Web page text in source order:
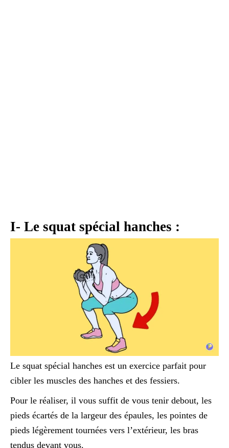
I- Le squat spécial hanches :
Le squat spécial hanches est un exercice parfait pour
cibler les muscles des hanches et des fessiers.
Pour le réaliser, il vous suffit de vous tenir debout, les
pieds écartés de la largeur des épaules, les pointes de
pieds légèrement tournées vers l’extérieur, les bras
tendus devant vous.